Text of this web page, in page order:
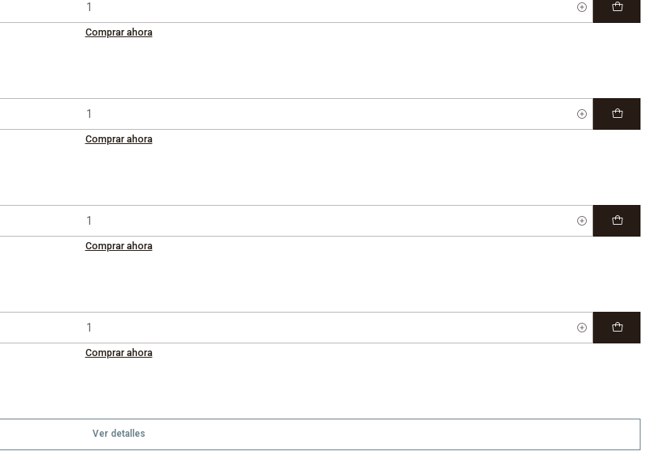
Comprar ahora
Comprar ahora
Comprar ahora
Comprar ahora
Ver detalles